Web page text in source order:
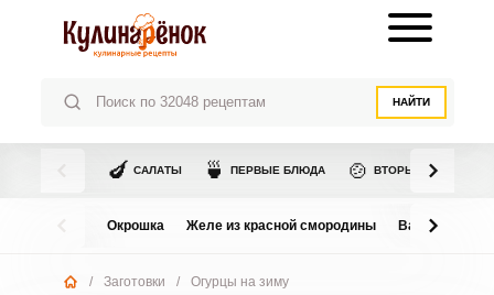
НАЙТИ
🍆 САЛАТЫ 🍵 ПЕРВЫЕ БЛЮДА 🍲 ВТОРЫЕ БЛЮДА
Окрошка Желе из красной смородины Варенье из
/ Заготовки /
Огурцы на зиму